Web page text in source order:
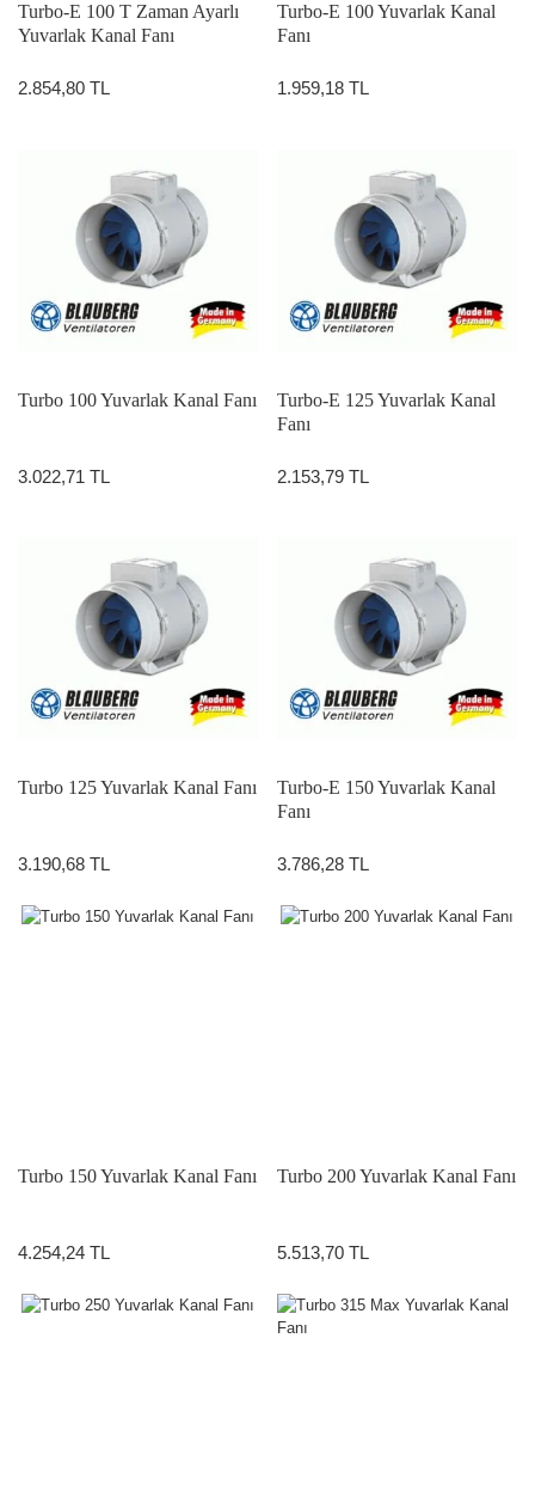
Turbo-E 100 T Zaman Ayarlı
Yuvarlak Kanal Fanı
2.854,80 TL
Turbo-E 100 Yuvarlak Kanal
Fanı
1.959,18 TL
Turbo 100 Yuvarlak Kanal Fanı
3.022,71 TL
Turbo-E 125 Yuvarlak Kanal
Fanı
2.153,79 TL
Turbo 125 Yuvarlak Kanal Fanı
3.190,68 TL
Turbo-E 150 Yuvarlak Kanal
Fanı
3.786,28 TL
Turbo 150 Yuvarlak Kanal Fanı
4.254,24 TL
Turbo 200 Yuvarlak Kanal Fanı
5.513,70 TL